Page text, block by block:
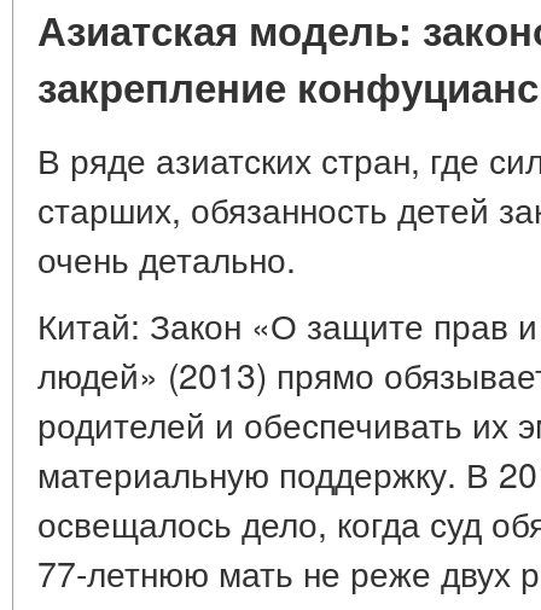
Азиатская модель:
закрепление
В ряде азиатских стран, где
старших, обязанность детей
очень детально.
Китай: Закон «О защите прав
людей» (2013) прямо
родителей и обеспечивать их
материальную поддержку. В
освещалось дело, когда суд
77-летнюю мать не реже двух